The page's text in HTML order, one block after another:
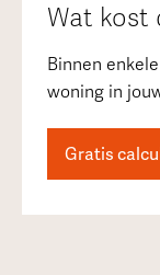
Wat kost
Binnen
woning in
Gratis